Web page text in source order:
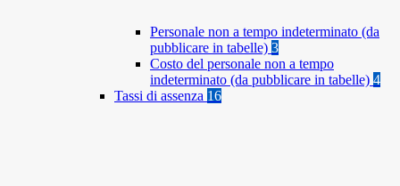
Personale non a tempo indeterminato (da
pubblicare in tabelle) 3
Costo del personale non a tempo
indeterminato (da pubblicare in tabelle) 4
Tassi di assenza 16